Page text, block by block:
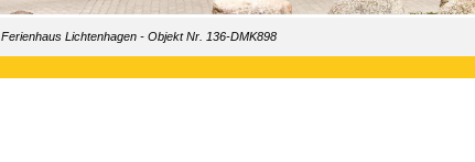
Ferienhaus Lichtenhagen - Objekt Nr. 136-DMK898